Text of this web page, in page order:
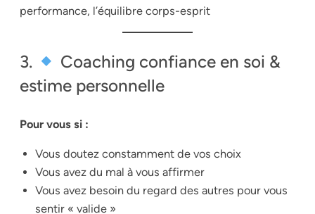
performance, l’équilibre corps-esprit
3.
Coaching confiance en soi &
estime personnelle
Pour vous si :
Vous doutez constamment de vos choix
Vous avez du mal à vous affirmer
Vous avez besoin du regard des autres pour vous
sentir « valide »